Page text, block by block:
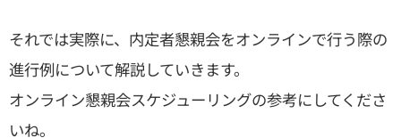
それでは実際に、内定者懇親会をオンラインで行う際の
進行例について解説していきます。
オンライン懇親会スケジューリングの参考にしてくださ
いね。